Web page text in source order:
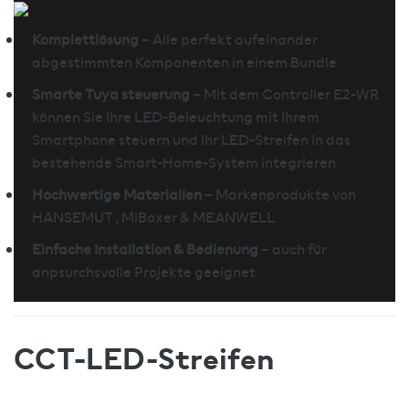
Komplettlösung – Alle perfekt aufeinander
abgestimmten Komponenten in einem Bundle
Smarte Tuya steuerung – Mit dem Controller E2-WR
können Sie Ihre LED-Beleuchtung mit Ihrem
Smartphone steuern und Ihr LED-Streifen in das
bestehende Smart-Home-System integrieren
Hochwertige Materialien– Markenprodukte von
HANSEMUT , MiBoxer & MEANWELL
Einfache Installation & Bedienung – auch für
anpsurchsvolle Projekte geeignet
CCT-LED-Streifen